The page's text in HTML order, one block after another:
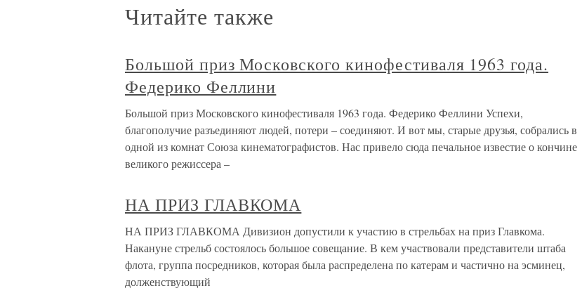
Читайте также
Большой приз Московского кинофестиваля 1963 года.
Федерико Феллини
Большой приз Московского кинофестиваля 1963 года. Федерико Феллини Успехи,
благополучие разъединяют людей, потери – соединяют. И вот мы, старые друзья, собрались в
одной из комнат Союза кинематографистов. Нас привело сюда печальное известие о кончине
великого режиссера –
НА ПРИЗ ГЛАВКОМА
НА ПРИЗ ГЛАВКОМА Дивизион допустили к участию в стрельбах на приз Главкома.
Накануне стрельб состоялось большое совещание. В кем участвовали представители штаба
флота, группа посредников, которая была распределена по катерам и частично на эсминец,
долженствующий